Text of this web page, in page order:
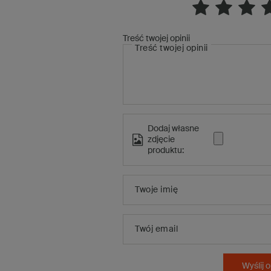
Treść twojej opinii
Treść twojej opinii
Dodaj własne
zdjęcie
produktu:
Twoje imię
Twój email
Wyślij